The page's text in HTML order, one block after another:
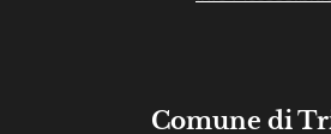
Comune di